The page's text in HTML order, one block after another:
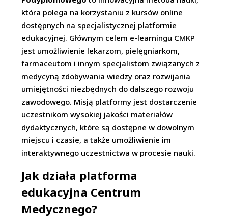
która polega na korzystaniu z kursów online
dostępnych na specjalistycznej platformie
edukacyjnej. Głównym celem e-learningu CMKP
jest umożliwienie lekarzom, pielęgniarkom,
farmaceutom i innym specjalistom związanych z
medycyną zdobywania wiedzy oraz rozwijania
umiejętności niezbędnych do dalszego rozwoju
zawodowego. Misją platformy jest dostarczenie
uczestnikom wysokiej jakości materiałów
dydaktycznych, które są dostępne w dowolnym
miejscu i czasie, a także umożliwienie im
interaktywnego uczestnictwa w procesie nauki.
Jak działa platforma
edukacyjna Centrum
Medycznego?